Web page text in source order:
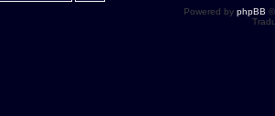
Powered by phpBB